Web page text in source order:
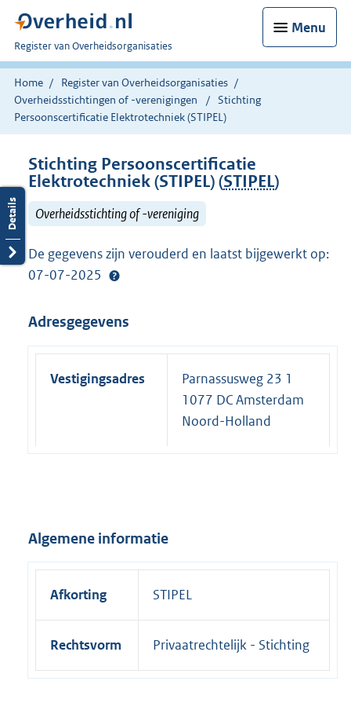
Menu
U
bent
nu
hier:
Register van Overheidsorganisaties
Home
Register van Overheidsorganisaties
Overheidsstichtingen of -verenigingen
Stichting
Persoonscertificatie Elektrotechniek (STIPEL)
Stichting Persoonscertificatie
Elektrotechniek (STIPEL) (STIPEL)
Overheidsstichting of -vereniging
De gegevens zijn verouderd en laatst bijgewerkt op:
07-07-2025
Adresgegevens
Vestigingsadres
Parnassusweg 23 1
1077 DC Amsterdam
Noord-Holland
Algemene informatie
Afkorting STIPEL
Rechtsvorm Privaatrechtelijk - Stichting